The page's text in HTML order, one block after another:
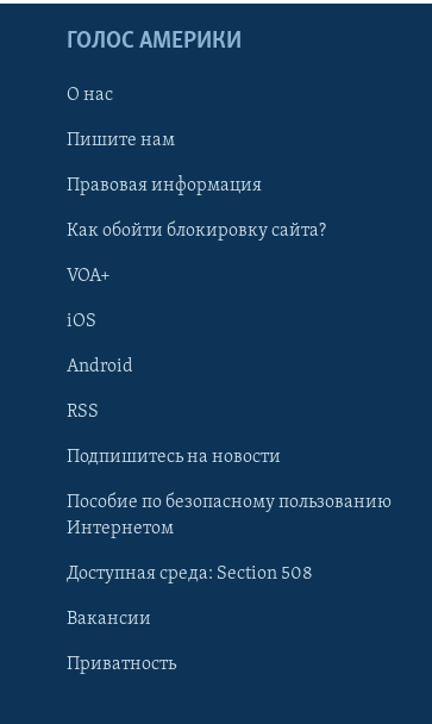
Learning English
Языки
ГОЛОС АМЕРИКИ
О нас
Пишите нам
Правовая информация
Как обойти блокировку сайта?
VOA+
iOS
Android
RSS
Подпишитесь на новости
Пособие по безопасному пользованию
Интернетом
Доступная среда: Section 508
Вакансии
Приватность